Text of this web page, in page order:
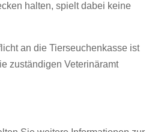
halten, spielt dabei keine
an die Tierseuchenkasse ist
zuständigen Veterinäramt